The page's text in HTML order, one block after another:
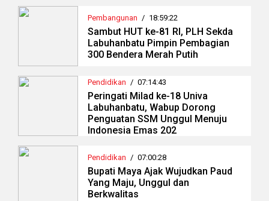
Pembangunan / 18:59:22
Sambut HUT ke-81 RI, PLH Sekda
Labuhanbatu Pimpin Pembagian
300 Bendera Merah Putih
Pendidikan / 07:14:43
Peringati Milad ke-18 Univa
Labuhanbatu, Wabup Dorong
Penguatan SSM Unggul Menuju
Indonesia Emas 202
Pendidikan / 07:00:28
Bupati Maya Ajak Wujudkan Paud
Yang Maju, Unggul dan
Berkwalitas